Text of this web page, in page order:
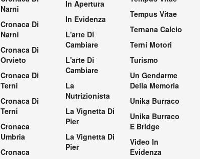
Narni
Cronaca Di
Narni
Cronaca Di
Orvieto
Cronaca Di
Terni
Cronaca Di
Terni
Cronaca
Umbria
Cronaca
In Apertura
In Evidenza
L'arte Di
Cambiare
L'arte Di
Cambiare
La
Nutrizionista
La Vignetta Di
Pier
La Vignetta Di
Pier
Tempus Vitae
Ternana Calcio
Terni Motori
Turismo
Un Gendarme
Della Memoria
Unika Burraco
Unika Burraco
E Bridge
Video In
Evidenza